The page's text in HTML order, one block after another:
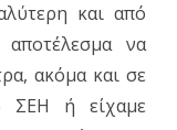
και από
να
ακόμα και σε
ΣΕΗ ή είχαμε